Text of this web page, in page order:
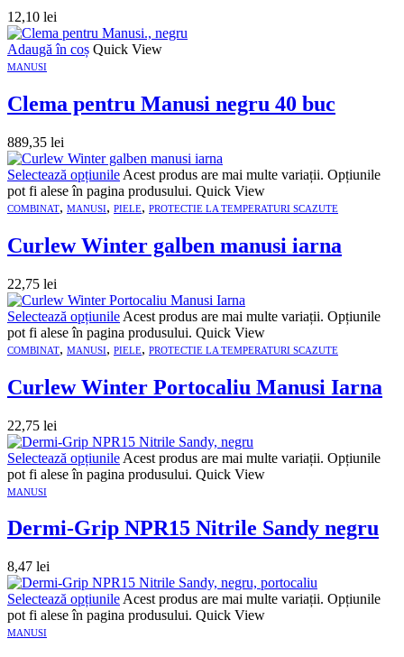
12,10 lei
Adaugă în coș Quick View
MANUSI
Clema pentru Manusi negru 40 buc
889,35 lei
Selectează opțiunile Acest produs are mai multe variații. Opțiunile
pot fi alese în pagina produsului. Quick View
COMBINAT, MANUSI, PIELE, PROTECTIE LA TEMPERATURI SCAZUTE
Curlew Winter galben manusi iarna
22,75 lei
Selectează opțiunile Acest produs are mai multe variații. Opțiunile
pot fi alese în pagina produsului. Quick View
COMBINAT, MANUSI, PIELE, PROTECTIE LA TEMPERATURI SCAZUTE
Curlew Winter Portocaliu Manusi Iarna
22,75 lei
Selectează opțiunile Acest produs are mai multe variații. Opțiunile
pot fi alese în pagina produsului. Quick View
MANUSI
Dermi-Grip NPR15 Nitrile Sandy negru
8,47 lei
Selectează opțiunile Acest produs are mai multe variații. Opțiunile
pot fi alese în pagina produsului. Quick View
MANUSI